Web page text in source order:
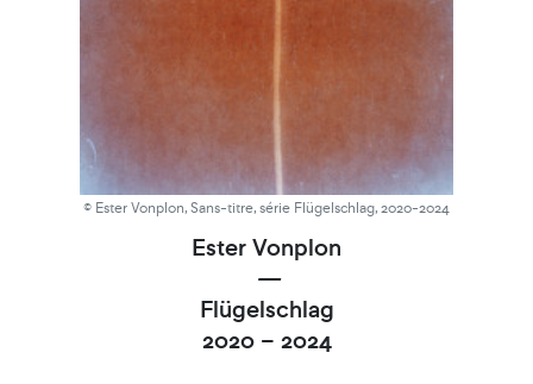
© Ester Vonplon, Sans-titre, série Flügelschlag, 2020-2024
Ester Vonplon
—
Flügelschlag
2020 – 2024